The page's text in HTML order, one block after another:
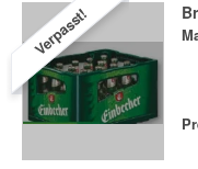
Verpasst!